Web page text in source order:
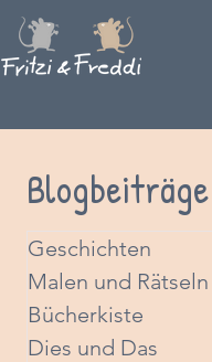
Blogbeiträge
Geschichten
Malen und Rätseln
Bücherkiste
Dies und Das